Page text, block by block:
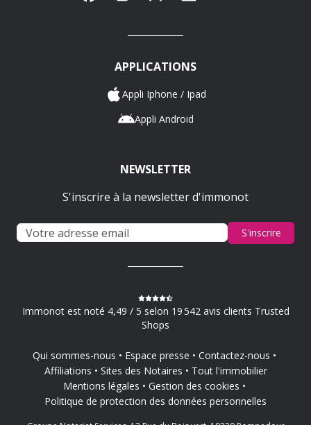
APPLICATIONS
Appli Iphone / Ipad
Appli Android
NEWSLETTER
S'inscrire à la newsletter d'immonot
S'inscrire
Immonot est noté 4,49 / 5 selon 19 542 avis clients Trusted
Shops
Qui sommes-nous Espace presse
Contactez-nous
Affiliations
Sites des Notaires
Tout l'immobilier
Mentions légales
Gestion des cookies
Politique de protection des données personnelles